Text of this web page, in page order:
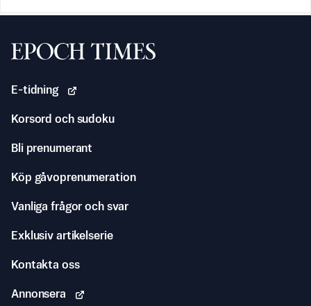
Svenska Epoch Times
E-tidning
Korsord och sudoku
Bli prenumerant
Köp gåvoprenumeration
Vanliga frågor och svar
Exklusiv artikelserie
Kontakta oss
Annonsera